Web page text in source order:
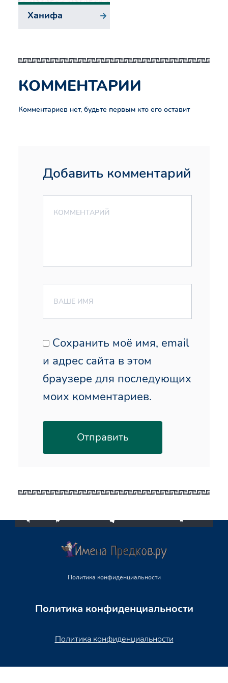
Ханифа
КОММЕНТАРИИ
Комментариев нет, будьте первым кто его оставит
Добавить комментарий
Сохранить моё имя, email
и адрес сайта в этом
браузере для последующих
моих комментариев.
Политика конфиденциальности
Политика конфиденциальности
Политика конфиденциальности